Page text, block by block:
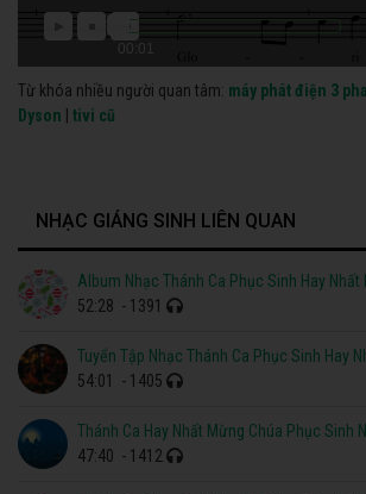
00:01
Từ khóa nhiều người quan tâm: máy phát điện 3 pha
Dyson
tivi cũ
NHẠC GIÁNG SINH LIÊN QUAN
Album Nhạc Thánh Ca Phục Sinh Hay Nhất
52:28 - 1391
Tuyển Tập Nhạc Thánh Ca Phục Sinh Hay
54:01
- 1405
Thánh Ca Hay Nhất Mừng Chúa Phục Sinh
47:40 - 1412